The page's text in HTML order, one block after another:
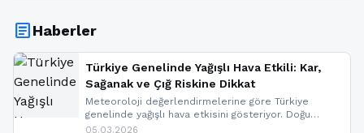
articleHaberler
Türkiye Genelinde Yağışlı Hava Etkili: Kar,
Sağanak ve Çığ Riskine Dikkat
Meteoroloji değerlendirmelerine göre Türkiye
genelinde yağışlı hava etkisini gösteriyor. Doğu
bölgelerinde kar yağışı beklenirken Marmara ve
05.03.2026